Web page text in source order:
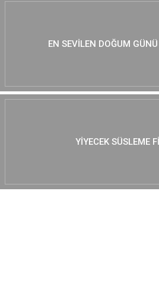
EN SEVILEN DOĞUM
YIYECEK SÜSLEME